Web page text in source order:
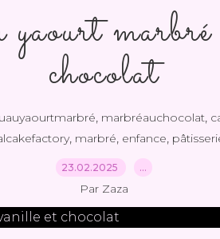
yaourt
chocolat
, marbréauchocolat,
, marbré, enfance,
23.02.2025 …
Par Zaza